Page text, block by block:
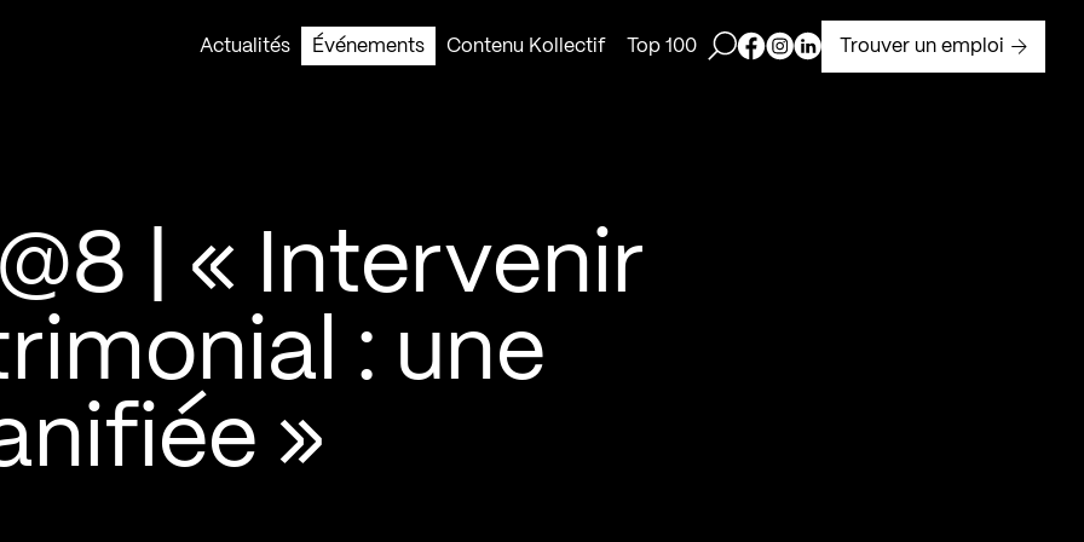
Actualités
Événements Contenu Kollectif Top 100 Ouvrir la barre de recherche
Page Facebook de Kollectif
Page Instagram de Kollectif
Page Linkedin de Kollectif
Trouver un emploi
| « Intervenir
: une
»